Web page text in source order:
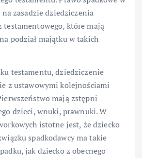
zasadzie dziedziczenia
testamentowego, które mają
podział majątku w takich
testamentu, dziedziczenie
z ustawowymi kolejnościami
mają zstępni
dzieci, wnuki, prawnuki. W
istotne jest, że dziecko
spadkodawcy ma takie
jak dziecko z obecnego